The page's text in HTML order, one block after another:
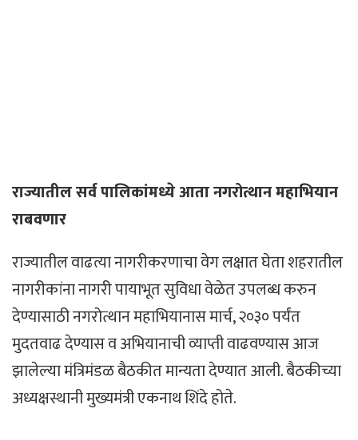
राज्यातील सर्व पालिकांमध्ये आता नगरोत्थान महाभियान
राबवणार
राज्यातील वाढत्या नागरीकरणाचा वेग लक्षात घेता शहरातील
नागरीकांना नागरी पायाभूत सुविधा वेळेत उपलब्ध करुन
देण्यासाठी नगरोत्थान महाभियानास मार्च, २०३० पर्यंत
मुदतवाढ देण्यास व अभियानाची व्याप्ती वाढवण्यास आज
झालेल्या मंत्रिमंडळ बैठकीत मान्यता देण्यात आली. बैठकीच्या
अध्यक्षस्थानी मुख्यमंत्री एकनाथ शिंदे होते.